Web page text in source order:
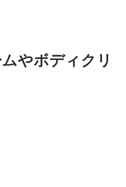
やボディクリ